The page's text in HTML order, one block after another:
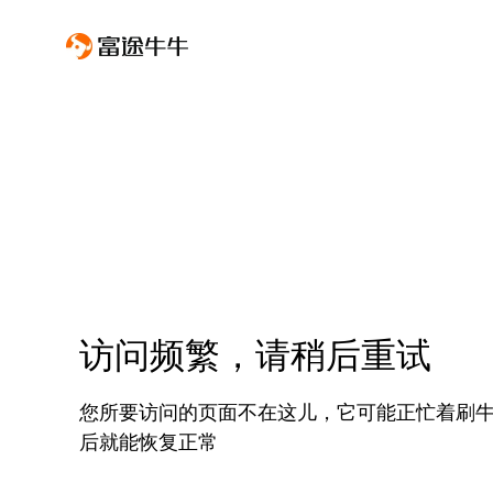
访问频繁，请稍后重试
您所要访问的页面不在这儿，它可能正忙着刷
后就能恢复正常